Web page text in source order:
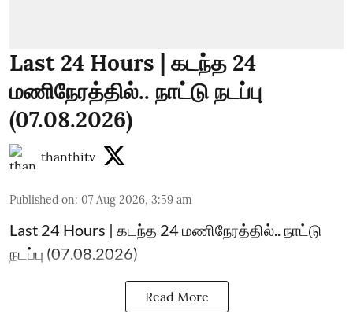
Last 24 Hours | கடந்த 24
மணிநேரத்தில்.. நாட்டு நடப்பு
(07.08.2026)
thanthitv
Published on: 07 Aug 2026, 3:59 am
Last 24 Hours | கடந்த 24 மணிநேரத்தில்.. நாட்டு
நடப்பு (07.08.2026)
Read More